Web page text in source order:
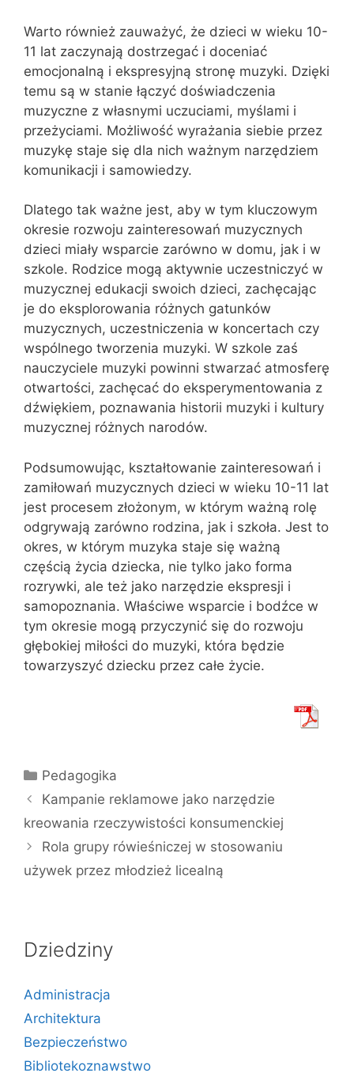
Warto również zauważyć, że dzieci w wieku 10-
11 lat zaczynają dostrzegać i doceniać
emocjonalną i ekspresyjną stronę muzyki. Dzięki
temu są w stanie łączyć doświadczenia
muzyczne z własnymi uczuciami, myślami i
przeżyciami. Możliwość wyrażania siebie przez
muzykę staje się dla nich ważnym narzędziem
komunikacji i samowiedzy.
Dlatego tak ważne jest, aby w tym kluczowym
okresie rozwoju zainteresowań muzycznych
dzieci miały wsparcie zarówno w domu, jak i w
szkole. Rodzice mogą aktywnie uczestniczyć w
muzycznej edukacji swoich dzieci, zachęcając
je do eksplorowania różnych gatunków
muzycznych, uczestniczenia w koncertach czy
wspólnego tworzenia muzyki. W szkole zaś
nauczyciele muzyki powinni stwarzać atmosferę
otwartości, zachęcać do eksperymentowania z
dźwiękiem, poznawania historii muzyki i kultury
muzycznej różnych narodów.
Podsumowując, kształtowanie zainteresowań i
zamiłowań muzycznych dzieci w wieku 10-11 lat
jest procesem złożonym, w którym ważną rolę
odgrywają zarówno rodzina, jak i szkoła. Jest to
okres, w którym muzyka staje się ważną
częścią życia dziecka, nie tylko jako forma
rozrywki, ale też jako narzędzie ekspresji i
samopoznania. Właściwe wsparcie i bodźce w
tym okresie mogą przyczynić się do rozwoju
głębokiej miłości do muzyki, która będzie
towarzyszyć dziecku przez całe życie.
Kategorie
Pedagogika
Kampanie reklamowe jako narzędzie
kreowania rzeczywistości konsumenckiej
Rola grupy rówieśniczej w stosowaniu
używek przez młodzież licealną
Dziedziny
Administracja
Architektura
Bezpieczeństwo
Bibliotekoznawstwo